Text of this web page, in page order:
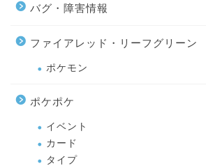
バグ・障害情報
ファイアレッド・リーフグリーン
ポケモン
ポケポケ
イベント
カード
タイプ